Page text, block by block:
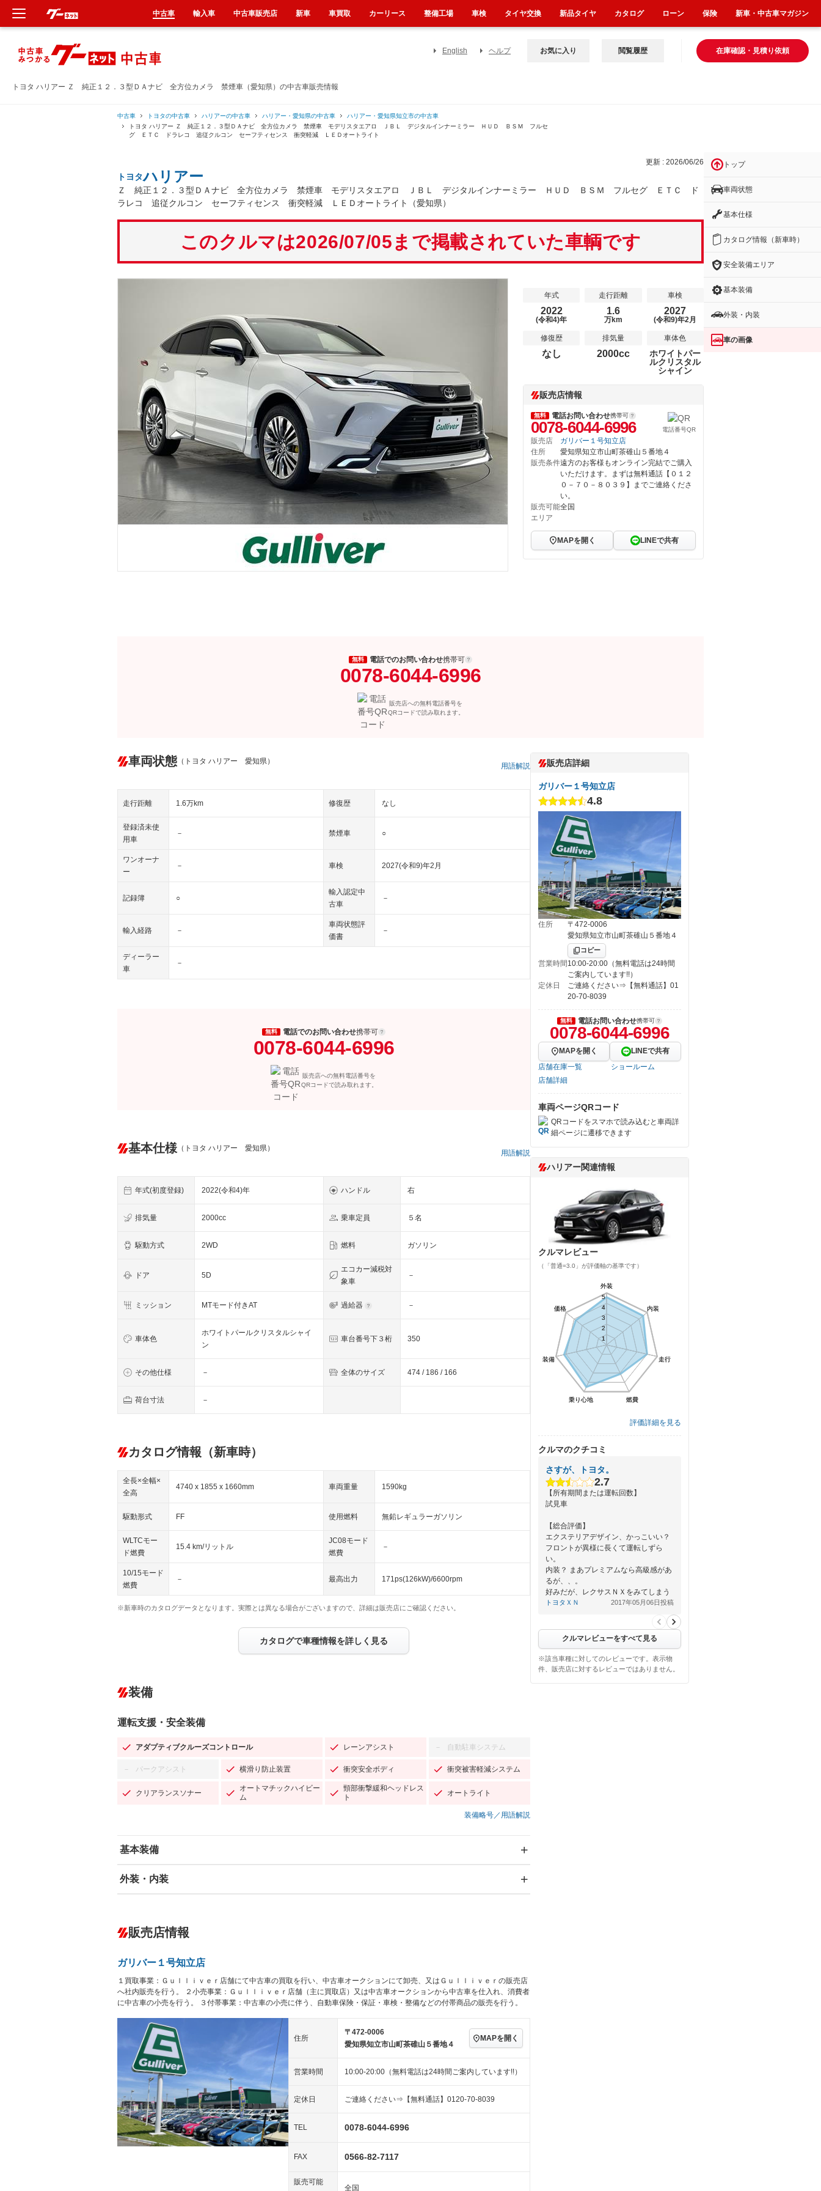
トヨタ ハリアー Ｚ 純正１２．３型ＤＡナビ 全方位カメラ 禁煙車（愛知県）の中古車販売情報
English ヘルプ 在庫確認・見積り依頼
お気に入り 閲覧履歴
中古車 トヨタの中古車 ハリアーの中古車 ハリアー・愛知県の中古車
ハリアー・愛知県知立市の中古車
トヨタ ハリアー Ｚ 純正１２．３型ＤＡナビ 全方位カメラ 禁煙車 モデリスタエアロ ＪＢＬ デジタルインナーミラー ＨＵＤ ＢＳＭ フルセ
グ ＥＴＣ ドラレコ 追従クルコン セーフティセンス 衝突軽減 ＬＥＤオートライト
更新 : 2026/06/26
トヨタハリアー
Ｚ 純正１２．３型ＤＡナビ 全方位カメラ 禁煙車 モデリスタエアロ ＪＢＬ デジタルインナーミラー ＨＵＤ ＢＳＭ フルセグ ＥＴＣ ド
ラレコ 追従クルコン セーフティセンス 衝突軽減 ＬＥＤオートライト（愛知県）
このクルマは2026/07/05まで掲載されていた車輌です
年式
2022
(令和4)年
走行距離
1.6
万km
車検
2027
(令和9)年2月
修復歴
なし
排気量
2000cc
車体色
ホワイトパー
ルクリスタル
シャイン
販売店情報
無料 電話お問い合わせ携帯可
0078-6044-6996 電話番号QR
販売店
ガリバー１号知立店
住所
愛知県知立市山町茶碓山５番地４
販売条件遠方のお客様もオンライン完結でご購入
いただけます。まずは無料通話【０１２
０－７０－８０３９】までご連絡くださ
い。
販売可能
エリア
全国
MAPを開く LINEで共有
無料 電話でのお問い合わせ携帯可
0078-6044-6996
販売店への無料電話番号を
QRコードで読み取れます。
車両状態 （トヨタ ハリアー 愛知県）
用語解説
走行距離 1.6万km 修復歴 なし
登録済未使
用車
－ 禁煙車 ○
ワンオーナ
ー
－ 車検 2027(令和9)年2月
記録簿 ○
輸入認定中
古車
－
輸入経路 －
車両状態評
価書
－
ディーラー
車
－
無料 電話でのお問い合わせ携帯可
0078-6044-6996
販売店への無料電話番号を
QRコードで読み取れます。
基本仕様 （トヨタ ハリアー 愛知県）
用語解説
年式(初度登録) 2022(令和4)年 ハンドル 右
排気量 2000cc 乗車定員 ５名
駆動方式 2WD 燃料 ガソリン
ドア 5D
エコカー減税対
象車
－
ミッション MTモード付きAT 過給器 －
車体色
ホワイトパールクリスタルシャイ
ン
車台番号下３桁 350
その他仕様 － 全体のサイズ 474 / 186 / 166
荷台寸法 －
カタログ情報（新車時）
全長×全幅×
全高
4740 x 1855 x 1660mm 車両重量 1590kg
駆動形式 FF 使用燃料 無鉛レギュラーガソリン
WLTCモー
ド燃費
15.4 km/リットル
JC08モード
燃費
－
10/15モード
燃費
－ 最高出力 171ps(126kW)/6600rpm
※新車時のカタログデータとなります。実際とは異なる場合がございますので、詳細は販売店にご確認ください。
カタログで車種情報を詳しく見る
装備
運転支援・安全装備
アダプティブクルーズコントロール レーンアシスト － 自動駐車システム
－ パークアシスト 横滑り防止装置 衝突安全ボディ 衝突被害軽減システム
クリアランスソナー
オートマチックハイビー
ム
頸部衝撃緩和ヘッドレス
ト
オートライト
装備略号／用語解説
基本装備
エアバッグ：運転席/助手席/サイド
－ ダウンヒルアシストコントロール
Bluetooth接続
－ レンタカーアップ － 展示・試乗車 電動格納ミラー
外装・内装
オーディオ：ミュージックプレイヤー接続可
－
ヘッドライトウォッシャ
ー
LEDヘッドランプ － HID(キセノンライト) － ポータブルナビ バックカメラ
ETC2.0 エアロ スマートキー － ローダウン
ランフラットタイヤ パワーシート 3列シート ベンチシート
フルフラットシート チップアップシート オットマン － 電動格納サードシート
シートヒーター － ウォークスルー 後席モニター 電動リアゲート
フロントカメラ － シートエアコン 全周囲カメラ
－ ルーフレール － エアサスペンション
販売店情報
ガリバー１号知立店
１買取事業：Ｇｕｌｌｉｖｅｒ店舗にて中古車の買取を行い、中古車オークションにて卸売、又はＧｕｌｌｉｖｅｒの販売店
へ社内販売を行う。 ２小売事業：Ｇｕｌｌｉｖｅｒ店舗（主に買取店）又は中古車オークションから中古車を仕入れ、消費者
に中古車の小売を行う。 ３付帯事業：中古車の小売に伴う、自動車保険・保証・車検・整備などの付帯商品の販売を行う。
住所
〒472-0006
愛知県知立市山町茶碓山５番地４
MAPを開く
営業時間 10:00-20:00（無料電話は24時間ご案内しています!!）
定休日 ご連絡ください⇒【無料通話】0120-70-8039
TEL 0078-6044-6996
FAX 0566-82-7117
販売可能
全国
販売店詳細
ガリバー１号知立店
4.8
住所
〒472-0006
愛知県知立市山町茶碓山５番地４
コピー
営業時間10:00-20:00（無料電話は24時間
ご案内しています!!）
定休日
ご連絡ください⇒【無料通話】01
20-70-8039
無料 電話お問い合わせ携帯可
0078-6044-6996
MAPを開く
LINEで共有
店舗在庫一覧
ショールーム
店舗詳細
車両ページQRコード
QRコードをスマホで読み込むと車両詳
細ページに遷移できます
ハリアー関連情報
クルマレビュー
（「普通=3.0」が評価軸の基準です）
外装
内装
走行
燃費
乗り心地
装備
価格
1
2
3
4
5
外装
内装
走行
燃費
乗り心地
装備
価格
1
2
3
4
5
評価詳細を見る
クルマのクチコミ
さすが、トヨタ。
2.7
【所有期間または運転回数】
試見車
【総合評価】
エクステリアデザイン、かっこいい？
フロントが異様に長くて運転しずら
い。
内装？ まあプレミアムなら高級感があ
るが、、。
好みだが、レクサスＮＸをみてしまう
と、まるで幼稚なデ…
トヨタＸＮ 2017年05月06日投稿
クルマレビューをすべて見る
※該当車種に対してのレビューです。表示物
件、販売店に対するレビューではありません。
トップ
車両状態
基本仕様
カタログ情報（新車時）
安全装備エリア
基本装備
外装・内装
車の画像
中古車 輸入車 中古車販売店 新車 車買取 カーリース 整備工場 車検 タイヤ交換 新品タイヤ カタログ ローン 保険 新車・中古車マガジン
新車
中古車